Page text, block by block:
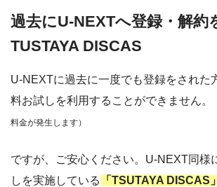
過去にU-NEXTへ登録・解約
TUSTAYA DISCAS
U-NEXTに過去に一度でも登録をされた
料お試しを利用することができません。
料金が発生します）
ですが、ご安心ください。U-NEXT同様
しを実施している
「TSUTAYA DISCAS」